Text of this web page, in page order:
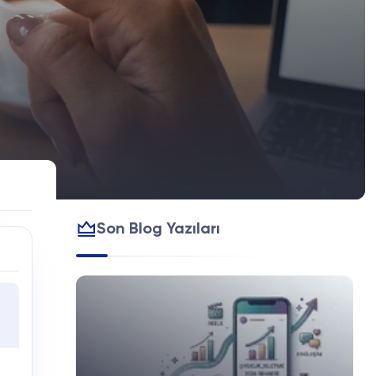
Son Blog Yazıları